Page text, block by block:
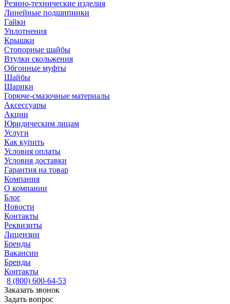
Резино-технические изделия
Линейные подшипники
Гайки
Уплотнения
Крышки
Стопорные шайбы
Втулки скольжения
Обгонные муфты
Шайбы
Шарики
Горюче-смазочные материалы
Аксессуары
Акции
Юридическим лицам
Услуги
Как купить
Условия оплаты
Условия доставки
Гарантия на товар
Компания
О компании
Блог
Новости
Контакты
Реквизиты
Лицензии
Бренды
Вакансии
Бренды
Контакты
8 (800) 600-64-53
Заказать звонок
Задать вопрос